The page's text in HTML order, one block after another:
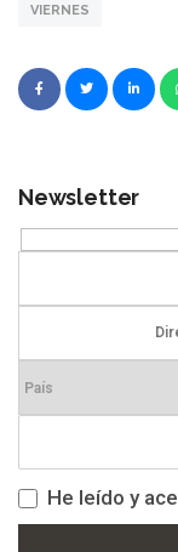
VIERNES
Newsletter
He leído y